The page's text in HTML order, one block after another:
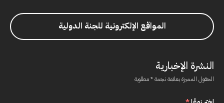
المواقع الإلكترونية للجنة الدولية
النشرة الإخبارية
الحقول المميزة بعلامة نجمة * مطلوبة